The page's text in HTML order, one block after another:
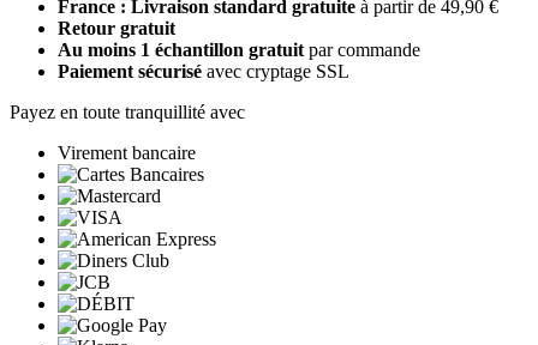
France : Livraison standard gratuite à partir de 49,90 €
Retour gratuit
Au moins 1 échantillon gratuit par commande
Paiement sécurisé avec cryptage SSL
Payez en toute tranquillité avec
Virement bancaire